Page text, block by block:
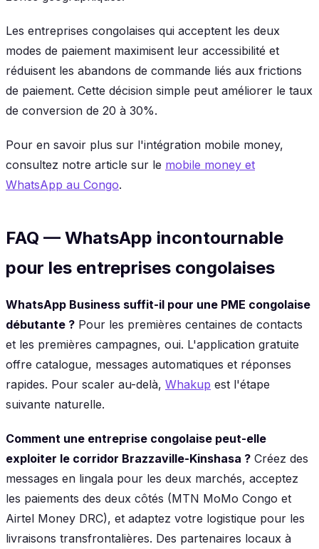
Les entreprises congolaises qui acceptent les deux
modes de paiement maximisent leur accessibilité et
réduisent les abandons de commande liés aux frictions
de paiement. Cette décision simple peut améliorer le taux
de conversion de 20 à 30%.
Pour en savoir plus sur l'intégration mobile money,
consultez notre article sur le mobile money et
WhatsApp au Congo.
FAQ — WhatsApp incontournable
pour les entreprises congolaises
WhatsApp Business suffit-il pour une PME congolaise
débutante ? Pour les premières centaines de contacts
et les premières campagnes, oui. L'application gratuite
offre catalogue, messages automatiques et réponses
rapides. Pour scaler au-delà, Whakup est l'étape
suivante naturelle.
Comment une entreprise congolaise peut-elle
exploiter le corridor Brazzaville-Kinshasa ? Créez des
messages en lingala pour les deux marchés, acceptez
les paiements des deux côtés (MTN MoMo Congo et
Airtel Money DRC), et adaptez votre logistique pour les
livraisons transfrontalières. Des partenaires locaux à